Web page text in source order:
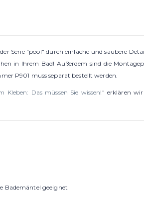
Serie "pool" durch einfache und saubere
in Ihrem Bad! Außerdem sind die
P901 muss separat bestellt werden.
Kleben: Das müssen Sie wissen! " erklären
Bademäntel geeignet